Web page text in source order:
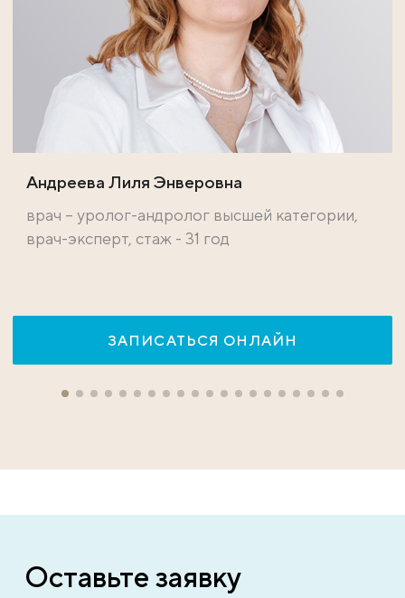
Андреева Лиля Энверовна
врач – уролог-андролог высшей категории,
врач-эксперт, стаж - 31 год
ЗАПИСАТЬСЯ ОНЛАЙН
Оставьте заявку